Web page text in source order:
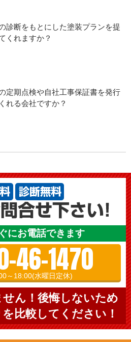
診断をもとにした塗装プランを提
くれますか？
定期点検や自社工事保証書を発行
れる会社ですか？
にお電話できます
46-1470
～18:00(水曜日定休)
ん！後悔しないため
比較してください！